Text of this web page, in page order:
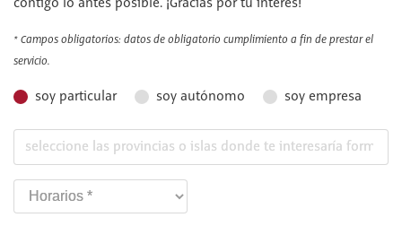
contigo lo antes posible. ¡Gracias por tu interés!
* Campos obligatorios: datos de obligatorio cumplimiento a fin de prestar el
servicio.
soy particular soy autónomo soy empresa